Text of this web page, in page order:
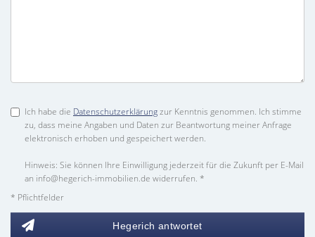
Ich habe die Datenschutzerklärungzur Kenntnis genommen. Ich stimme
zu, dass meine Angaben und Daten zur Beantwortung meiner Anfrage
elektronisch erhoben und gespeichert werden.
Hinweis: Sie können Ihre Einwilligung jederzeit für die Zukunft per E-Mail
an info@hegerich-immobilien.de widerrufen. *
* Pflichtfelder
Hegerich antwortet